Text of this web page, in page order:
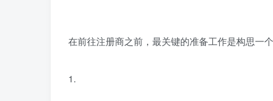
在前往注册商之前，最关键的准备工作是构思一
1.